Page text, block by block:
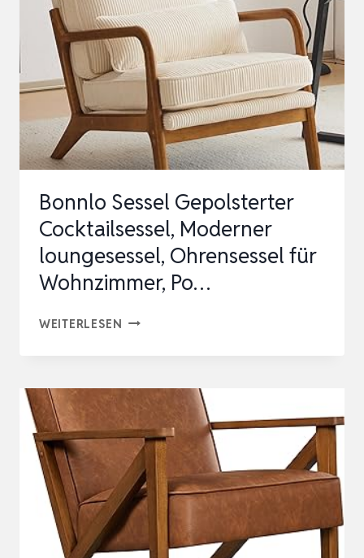
KUNSTLEDER
MIT
MASSIVHOLZBEINEN
EINZELSOFA
FÜR…
Bonnlo Sessel Gepolsterter
Cocktailsessel, Moderner
loungesessel, Ohrensessel für
Wohnzimmer, Po…
WEITERLESEN BONNLO
COCKTAILSESSEL,
MODERNER
LOUNGESESSEL,
OHRENSESSEL
FÜR
WOHNZIMMER,
PO…